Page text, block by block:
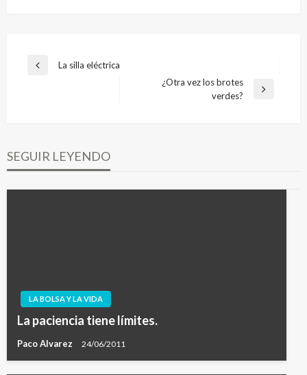
Navegación
Entrada
La silla eléctrica
¿Otra vez los brotes
verdes?
SEGUIR LEYENDO
LA BOLSA Y LA VIDA
La paciencia tiene límites.
Paco Alvarez 24/06/2011